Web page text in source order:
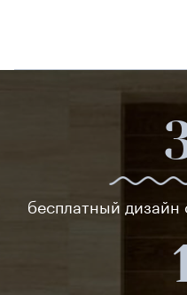
бесплатный дизайн